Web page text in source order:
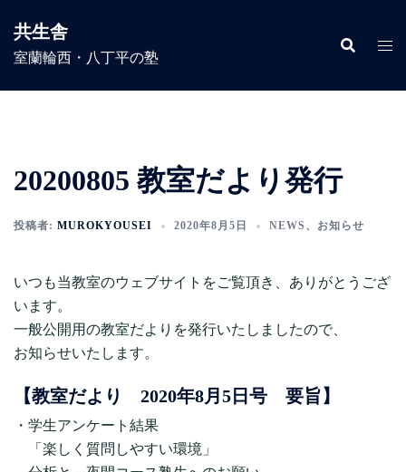
共生舎
室蘭輪西・八丁平の塾
20200805 教室だより発行
投稿者: MUROKYOUSEI 2020年8月5日 NEWS 、 お知らせ
いつも当教室のウェブサイトをご覧頂き、ありがとうござ
います。
一般公開用の教室だよりを発行いたしましたので、
お知らせいたします。
【教室だより 2020年8月5日号 要旨】
・学生アンケート結果
「楽しく質問しやすい環境」